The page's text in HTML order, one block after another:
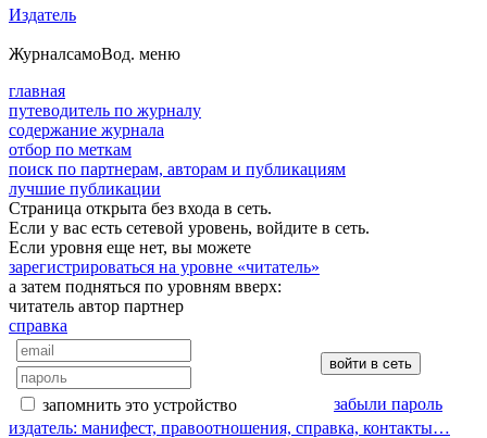
Издатель
ЖурналсамоВод. меню
главная
путеводитель по журналу
содержание журнала
отбор по меткам
поиск по партнерам, авторам и публикациям
лучшие публикации
Страница открыта без входа в сеть.
Если у вас есть сетевой уровень, войдите в сеть.
Если уровня еще нет, вы можете
зарегистрироваться на уровне «читатель»
а затем подняться по уровням вверх:
читатель автор партнер
справка
запомнить это устройство
забыли пароль
издатель: манифест, правоотношения, справка, контакты…